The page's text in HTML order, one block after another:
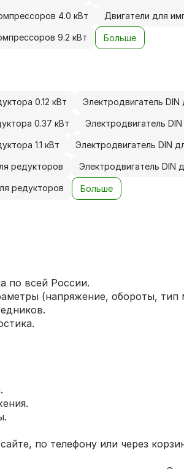
4.0 кВт Двигатели для
9.2 кВт Больше
0.12 кВт Электродвигатель DIN
0.37 кВт Электродвигатель
1.1 кВт Электродвигатель DIN
редукторов Электродвигатель DIN
редукторов Больше
по всей России.
(напряжение, обороты, тип
по телефону или через